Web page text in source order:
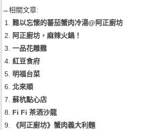
→相關文章:
難以忘懷的蕃茄蟹肉冷湯@阿正廚坊
阿正廚坊，麻辣火鍋！
一品花雕雞
紅豆食府
明福台菜
北來順
蘇杭點心店
Fi Fi 茶酒沙龍
《阿正廚坊》蟹肉義大利麵